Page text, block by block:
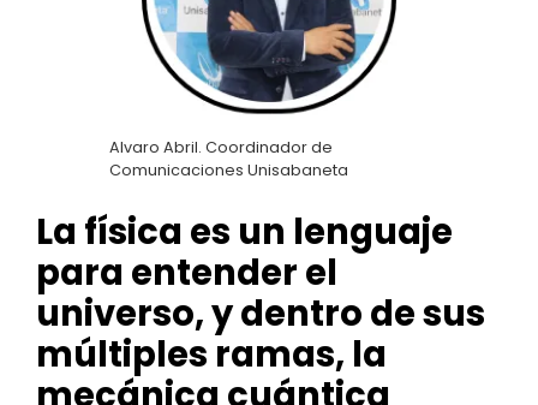
Alvaro Abril. Coordinador de
Comunicaciones Unisabaneta
La física es un lenguaje
para entender el
universo, y dentro de sus
múltiples ramas, la